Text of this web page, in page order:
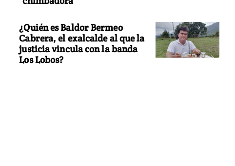
¿Quién es Baldor Bermeo
Cabrera, el exalcalde al que la
justicia vincula con la banda
Los Lobos?